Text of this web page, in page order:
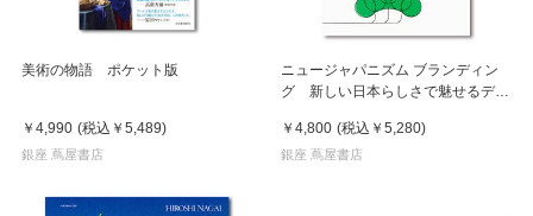
美術の物語 ポケット版
￥4,990 (税込 ￥5,489)
銀座 蔦屋書店
ニュージャパニズム ブランディン
グ 新しい日本らしさで魅せるデザ
￥4,800 (税込 ￥5,280)
銀座 蔦屋書店